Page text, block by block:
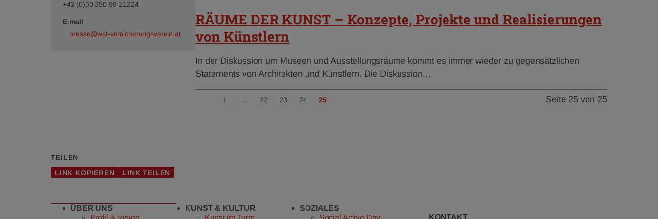
RÄUME DER KUNST – Konzepte, Projekte und Realisierungen
von Künstlern
In der Diskussion um Museen und Ausstellungsräume kommt es immer wieder zu gegensätzlichen
Statements von Architekten und Künstlern. Die Diskussion…
Seite 25 von 25
vorherige
1 … 22 23 24 25
+43 (0)50 350 99-21224
E-mail
presse@wst-versicherungsverein.at
TEILEN
LINK KOPIEREN
LINK TEILEN
ÜBER UNS
KUNST & KULTUR
SOZIALES
KONTAKT